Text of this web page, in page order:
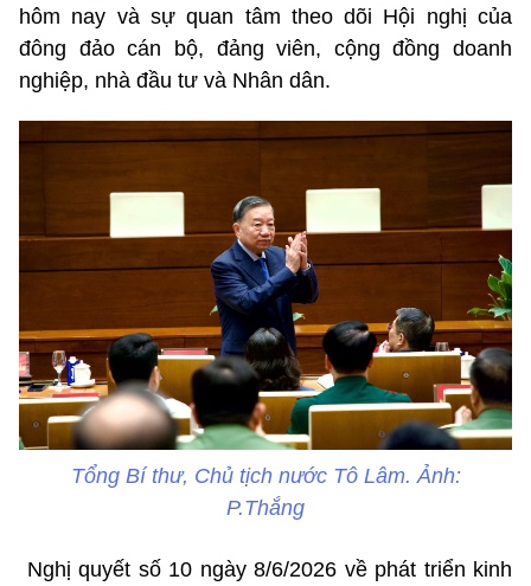
hôm nay và sự quan tâm theo dõi Hội nghị của
đông đảo cán bộ, đảng viên, cộng đồng doanh
nghiệp, nhà đầu tư và Nhân dân.
Tổng Bí thư, Chủ tịch nước Tô Lâm. Ảnh:
P.Thắng
Nghị quyết số 10 ngày 8/6/2026 về phát triển kinh